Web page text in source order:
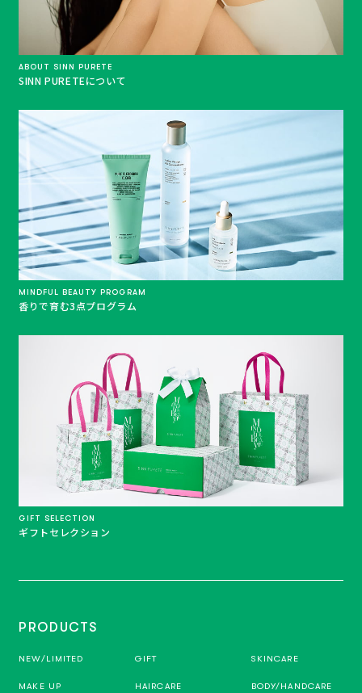
ABOUT SINN PURETE
SINN PURETEについて
MINDFUL BEAUTY PROGRAM
香りで育む3点プログラム
GIFT SELECTION
ギフトセレクション
PRODUCTS
NEW/LIMITED GIFT SKINCARE
MAKE UP HAIRCARE BODY/HANDCARE